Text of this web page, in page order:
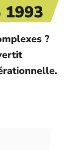
1993
?